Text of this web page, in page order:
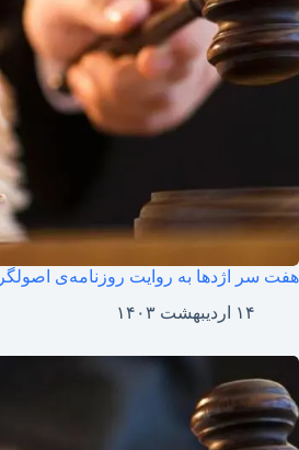
هفت سر اژدها به روایت روزنامه‌ی اصولگرا
۱۴ اردیبهشت ۱۴۰۳